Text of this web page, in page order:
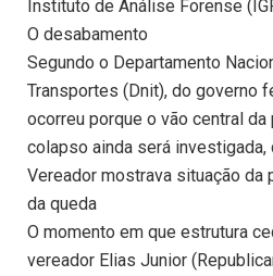
Instituto de Análise Forense
O desabamento
Segundo o Departamento
Transportes (Dnit), do governo
ocorreu porque o vão central
colapso ainda será investigada,
Vereador mostrava situação da
da queda
O momento em que estrutura
vereador Elias Junior